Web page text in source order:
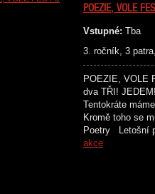
POEZIE, VOLE
Vstupné: Tba
3. ročník, 3
POEZIE, VOLE
dva TŘI!
Tentokráte
Kromě toho se
Poetry Letošní
akce